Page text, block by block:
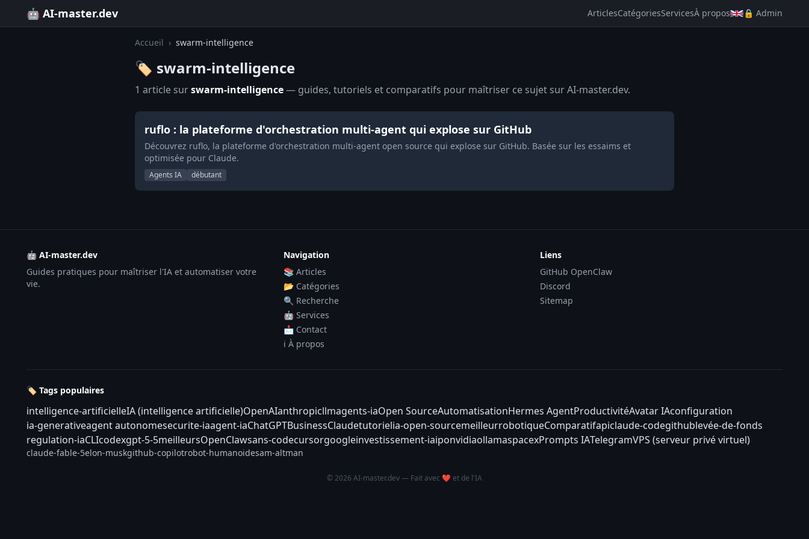
🤖 AI-master.dev ArticlesCatégoriesServicesÀ propos 🔒 Admin
Accueil › swarm-intelligence
🏷️ swarm-intelligence
1 article surswarm-intelligence— guides, tutoriels et comparatifs pour maîtriser ce sujet sur AI-master.dev.
ruflo : la plateforme d'orchestration multi-agent qui explose sur GitHub
Découvrez ruflo, la plateforme d'orchestration multi-agent open source qui explose sur GitHub. Basée sur les essaims et
optimisée pour Claude.
Agents IA débutant
🤖 AI-master.dev
Guides pratiques pour maîtriser l'IA et automatiser votre
vie.
Navigation
📚 Articles
📂 Catégories
🔍 Recherche
🤖 Services
📩 Contact
ℹ️ À propos
Liens
GitHub OpenClaw
Discord
Sitemap
🏷️ Tags populaires
intelligence-artificielleIA (intelligence artificielle)OpenAIanthropicllmagents-iaOpen SourceAutomatisationHermes AgentProductivitéAvatar IAconfiguration
ia-generativeagent autonomesecurite-iaagent-iaChatGPTBusinessClaudetutorielia-open-sourcemeilleurrobotiqueComparatifapiclaude-codegithublevée-de-fonds
regulation-iaCLIcodexgpt-5-5meilleursOpenClawsans-codecursorgoogleinvestissement-iaiponvidiaollamaspacexPrompts IATelegramVPS (serveur privé virtuel)
claude-fable-5elon-muskgithub-copilotrobot-humanoidesam-altman
© 2026 AI-master.dev — Fait avec ❤️ et de l'IA